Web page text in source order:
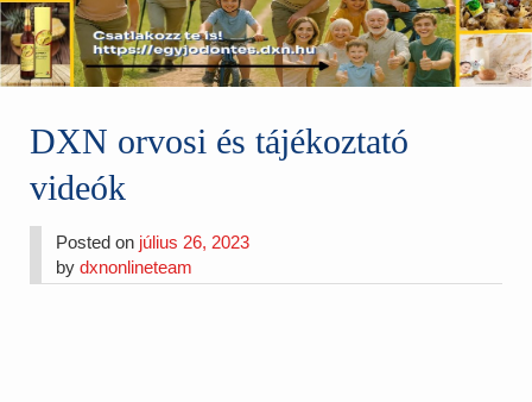
DXN orvosi és tájékoztató
videók
Posted on július 26, 2023
bydxnonlineteam